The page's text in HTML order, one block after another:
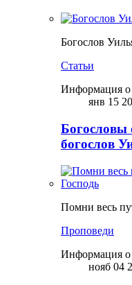
Богослов
Статьи
Информация о
янв 15
Богословы
богослов
Помни весь
Проповеди
Информация о
нояб 04